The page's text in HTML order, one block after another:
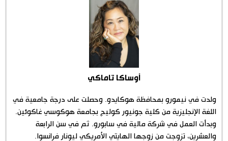
أوساكا تاماكي
ولدت في نيمورو بمحافظة هوكايدو. وحصلت على درجة جامعية في
اللغة الإنجليزية من كلية جونيور كوليج بجامعة هوكوسي غاكوئين.
وبدأت العمل في شركة مالية في سابورو. ثم في سن الرابعة
والعشرين، تزوجت من زوجها الهايتي الأمريكي ليونار فرانسوا.